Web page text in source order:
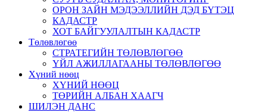
ОРОН ЗАЙН МЭДЭЭЛЛИЙН ДЭД БҮТЭЦ
КАДАСТР
ХОТ БАЙГУУЛАЛТЫН КАДАСТР
Төлөвлөгөө
СТРАТЕГИЙН ТӨЛӨВЛӨГӨӨ
ҮЙЛ АЖИЛЛАГААНЫ ТӨЛӨВЛӨГӨӨ
Хүний нөөц
ХҮНИЙ НӨӨЦ
ТӨРИЙН АЛБАН ХААГЧ
ШИЛЭН ДАНС